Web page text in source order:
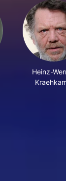
Heinz-